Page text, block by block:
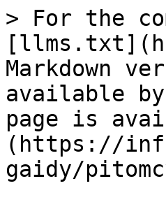
> For the
Markdown
available
page is
(https://
gaidy/